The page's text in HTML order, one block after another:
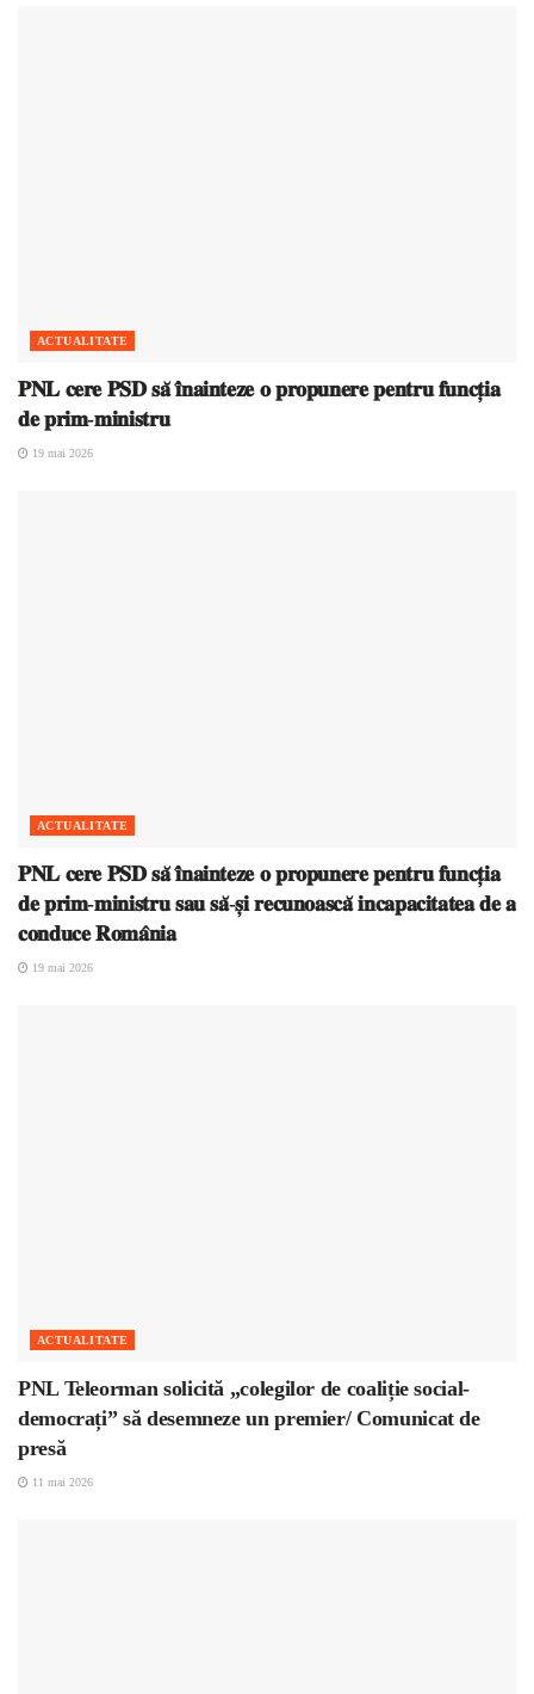
ACTUALITATE
𝐏𝐍𝐋 𝐜𝐞𝐫𝐞 𝐏𝐒𝐃 𝐬𝐚̆ 𝐢̂𝐧𝐚𝐢𝐧𝐭𝐞𝐳𝐞 𝐨 𝐩𝐫𝐨𝐩𝐮𝐧𝐞𝐫𝐞 𝐩𝐞𝐧𝐭𝐫𝐮 𝐟𝐮𝐧𝐜𝐭̦𝐢𝐚
𝐝𝐞 𝐩𝐫𝐢𝐦-𝐦𝐢𝐧𝐢𝐬𝐭𝐫𝐮
19 mai 2026
ACTUALITATE
𝐏𝐍𝐋 𝐜𝐞𝐫𝐞 𝐏𝐒𝐃 𝐬𝐚̆ 𝐢̂𝐧𝐚𝐢𝐧𝐭𝐞𝐳𝐞 𝐨 𝐩𝐫𝐨𝐩𝐮𝐧𝐞𝐫𝐞 𝐩𝐞𝐧𝐭𝐫𝐮 𝐟𝐮𝐧𝐜𝐭̦𝐢𝐚
𝐝𝐞 𝐩𝐫𝐢𝐦-𝐦𝐢𝐧𝐢𝐬𝐭𝐫𝐮 𝐬𝐚𝐮 𝐬𝐚̆-𝐬̦𝐢 𝐫𝐞𝐜𝐮𝐧𝐨𝐚𝐬𝐜𝐚̆ 𝐢𝐧𝐜𝐚𝐩𝐚𝐜𝐢𝐭𝐚𝐭𝐞𝐚 𝐝𝐞 𝐚
𝐜𝐨𝐧𝐝𝐮𝐜𝐞 𝐑𝐨𝐦𝐚̂𝐧𝐢𝐚
19 mai 2026
ACTUALITATE
PNL Teleorman solicită „colegilor de coaliție social-
democrați” să desemneze un premier/ Comunicat de
presă
11 mai 2026